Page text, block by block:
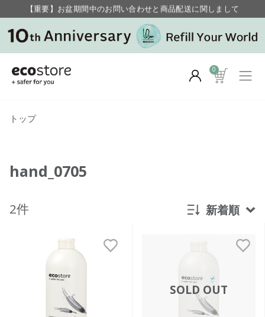
【重要】お盆期間中のお問い合わせと商品配送に関しまして
毎月お得にポイントが貯まる！ “月のポイントアップデー”
0
トップ
hand_0705
2件 新着順
価格が安い
SOLD OUT